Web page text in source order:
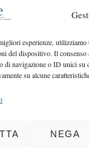
esperienze, utilizziamo
del dispositivo. Il consenso
di navigazione o ID unici su
su alcune
NEGA